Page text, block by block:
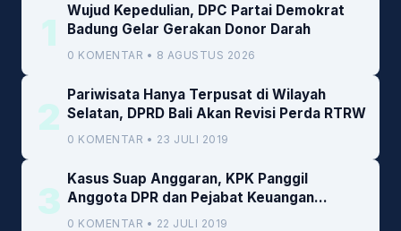
1
Wujud Kepedulian, DPC Partai Demokrat
Badung Gelar Gerakan Donor Darah
0 KOMENTAR • 8 AGUSTUS 2026
2
Pariwisata Hanya Terpusat di Wilayah
Selatan, DPRD Bali Akan Revisi Perda RTRW
0 KOMENTAR • 23 JULI 2019
3
Kasus Suap Anggaran, KPK Panggil
Anggota DPR dan Pejabat Keuangan
Kemenkeu
0 KOMENTAR • 22 JULI 2019